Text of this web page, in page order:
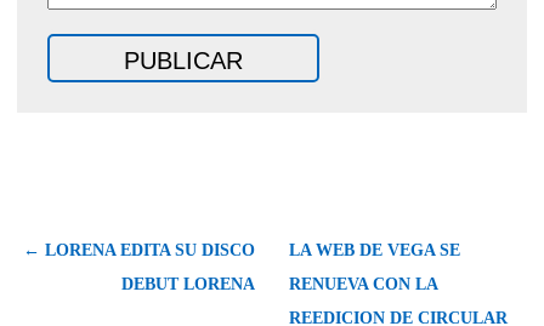
← LORENA EDITA SU DISCO
DEBUT LORENA
LA WEB DE VEGA SE
RENUEVA CON LA
REEDICION DE CIRCULAR